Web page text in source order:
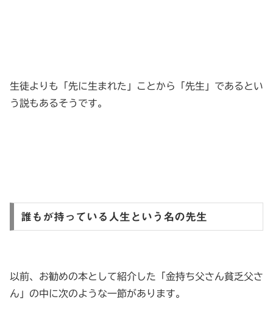
生徒よりも「先に生まれた」ことから「先生」であるとい
う説もあるそうです。
誰もが持っている人生という名の先生
以前、お勧めの本として紹介した「金持ち父さん貧乏父さ
ん」の中に次のような一節があります。